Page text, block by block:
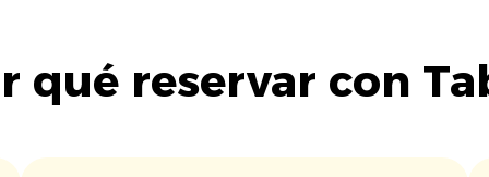
qué reservar con